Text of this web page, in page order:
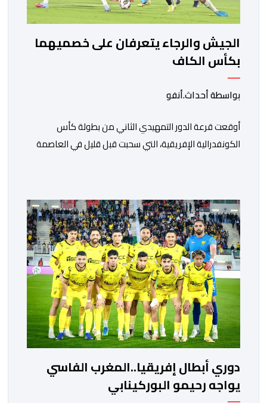
الجيش والرجاء يتعرفان على خصميهما
بكأس الكاف
بواسطة أحداث.أنفو
أوقعت قرعة الدور التمهيدي الثاني من بطولة كأس
الكونفدرالية الإفريقية، التي سحبت قبل قليل في العاصمة
ووسط القارة. ​وسيكون نادي الرجاء الرياضي على موعد مع
مواجهة المتأهل من المباراة التي تجمع بين إيل كانيمي
واريورز النيجيري ونادي أوديب ممثل […]
دوري أبطال إفريقيا..المغرب الفاسي
يواجه رحيمو البوركينابي